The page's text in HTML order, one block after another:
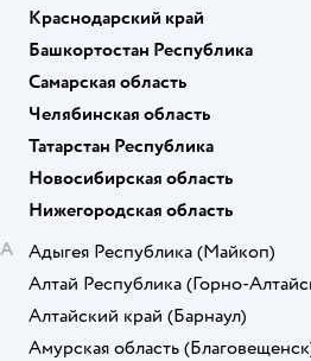
Краснодарский край
Башкортостан Республика
Самарская область
Челябинская область
Татарстан Республика
Новосибирская область
Нижегородская область
А
Адыгея Республика (Майкоп)
Алтай Республика (Горно-
Алтайский край (Барнаул)
Амурская область